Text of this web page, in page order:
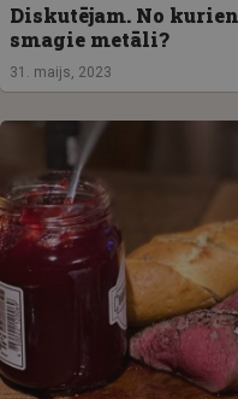
Diskutējam. No
smagie metāli?
31. maijs, 2023